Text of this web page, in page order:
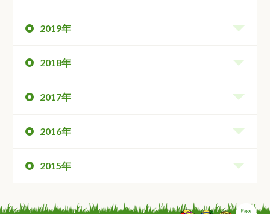
2019年
2018年
2017年
2016年
2015年
ペ